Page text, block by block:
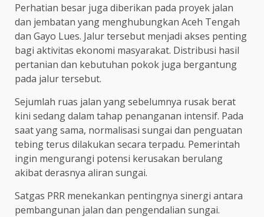
Perhatian besar juga diberikan pada proyek jalan
dan jembatan yang menghubungkan Aceh Tengah
dan Gayo Lues. Jalur tersebut menjadi akses penting
bagi aktivitas ekonomi masyarakat. Distribusi hasil
pertanian dan kebutuhan pokok juga bergantung
pada jalur tersebut.
Sejumlah ruas jalan yang sebelumnya rusak berat
kini sedang dalam tahap penanganan intensif. Pada
saat yang sama, normalisasi sungai dan penguatan
tebing terus dilakukan secara terpadu. Pemerintah
ingin mengurangi potensi kerusakan berulang
akibat derasnya aliran sungai.
Satgas PRR menekankan pentingnya sinergi antara
pembangunan jalan dan pengendalian sungai.